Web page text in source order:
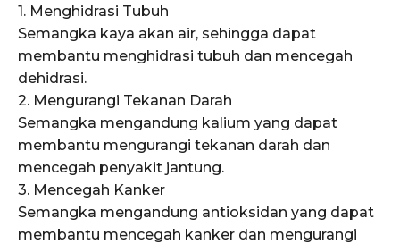
1. Menghidrasi Tubuh
Semangka kaya akan air, sehingga dapat
membantu menghidrasi tubuh dan mencegah
dehidrasi.
2. Mengurangi Tekanan Darah
Semangka mengandung kalium yang dapat
membantu mengurangi tekanan darah dan
mencegah penyakit jantung.
3. Mencegah Kanker
Semangka mengandung antioksidan yang dapat
membantu mencegah kanker dan mengurangi